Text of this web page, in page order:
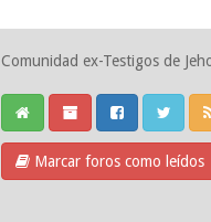
Comunidad ex-Testigos de
Marcar foros como leídos